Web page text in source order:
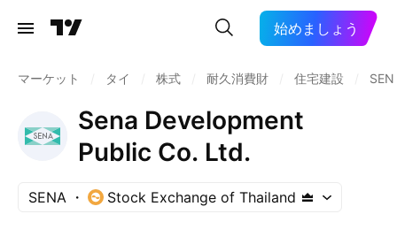
始めましょう
マーケット タイ 株式 耐久消費財 住宅建設
Sena Development
Public Co. Ltd.
SENA Stock Exchange of Thailand